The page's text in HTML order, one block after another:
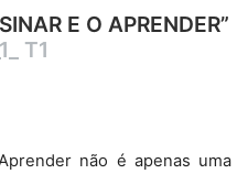
E O APRENDER”
T1
não é apenas uma